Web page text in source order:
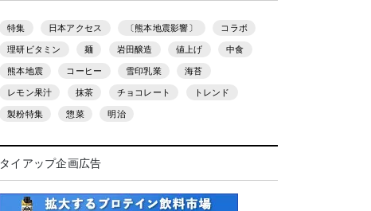
特集 日本アクセス 〔熊本地震影響〕 コラボ
理研ビタミン 麺 岩田醸造 値上げ 中食
熊本地震 コーヒー 雪印乳業 海苔
レモン果汁 抹茶 チョコレート トレンド
製粉特集 惣菜 明治
タイアップ企画広告